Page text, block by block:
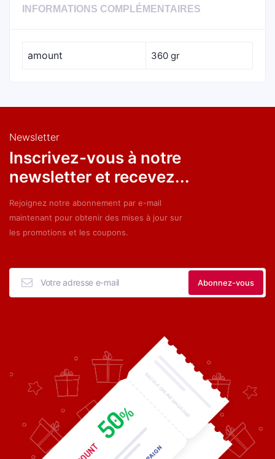
INFORMATIONS COMPLÉMENTAIRES
amount 360 gr
Newsletter
Inscrivez-vous à notre
newsletter et recevez...
Rejoignez notre abonnement par e-mail
maintenant pour obtenir des mises à jour sur
les promotions et les coupons.